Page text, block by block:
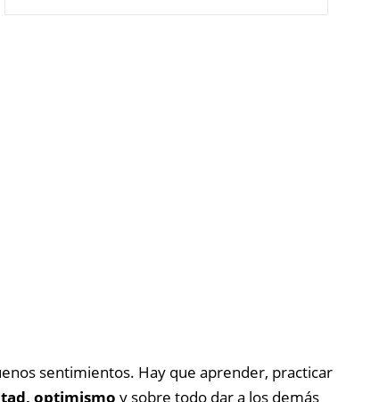
sentimientos. Hay que aprender, practicar
optimismo y sobre todo dar a los demás